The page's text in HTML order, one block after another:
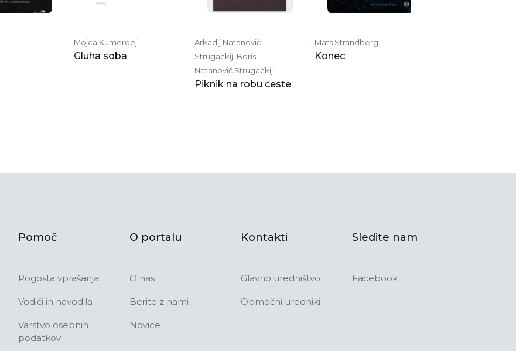
Mojca Kumerdej
Gluha soba
Arkadij Natanovič
Strugackij, Boris
Natanovič Strugackij
Piknik na robu ceste
Mats Strandberg
Konec
Pomoč
Pogosta vprašanja
Vodiči in navodila
Varstvo osebnih
podatkov
O portalu
O nas
Berite z nami
Novice
Kontakti
Glavno uredništvo
Območni uredniki
Sledite nam
Facebook